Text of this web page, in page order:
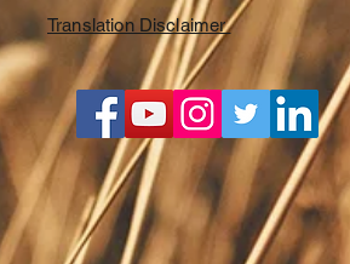
Translation Disclaimer